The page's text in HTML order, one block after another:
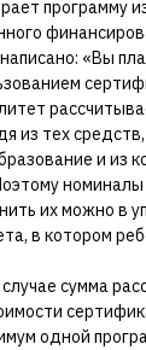
программу
«Вы
из тех
и из
их можно в
в котором
сумма
одной